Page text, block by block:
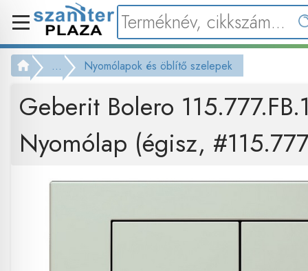
... Nyomólapok és öblítő szelepek
Geberit Bolero
Nyomólap (égisz,